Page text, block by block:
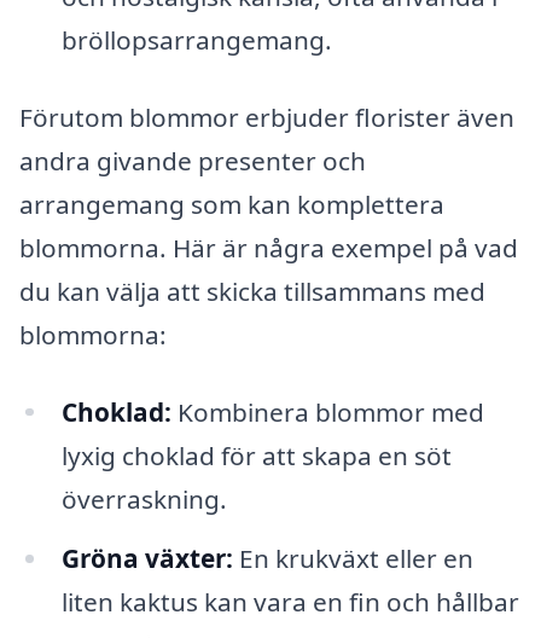
bröllopsarrangemang.
Förutom blommor erbjuder florister även
andra givande presenter och
arrangemang som kan komplettera
blommorna. Här är några exempel på vad
du kan välja att skicka tillsammans med
blommorna:
Choklad: Kombinera blommor med
lyxig choklad för att skapa en söt
överraskning.
Gröna växter: En krukväxt eller en
liten kaktus kan vara en fin och hållbar